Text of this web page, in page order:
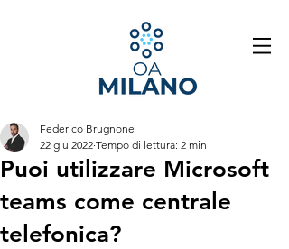
Puoi utilizzare Microsoft
teams come centrale
telefonica?
Federico Brugnone
22 giu 2022 Tempo di lettura: 2 min